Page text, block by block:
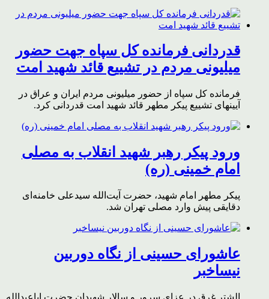
قدردانی فرمانده کل سپاه جهت حضور
میلیونی مردم در تشییع قائد شهید امت
فرمانده کل سپاه از حضور میلیونی مردم ایران و عراق در
آیینهای تشییع پیکر مطهر قائد شهید امت قدردانی کرد.
ورود پیکر رهبر شهید انقلاب به مصلی
امام خمینی (ره)
پیکر مطهر امام شهید،‌ حضرت آیت‌الله سیدعلی خامنه‌ای
دقایقی پیش وارد مصلی تهران شد.
عاشورای حسینی از نگاه دوربین
نیساخبر
الشتر غرق در عزای سرور و سالار شهیدان حضرت اباعبدالله